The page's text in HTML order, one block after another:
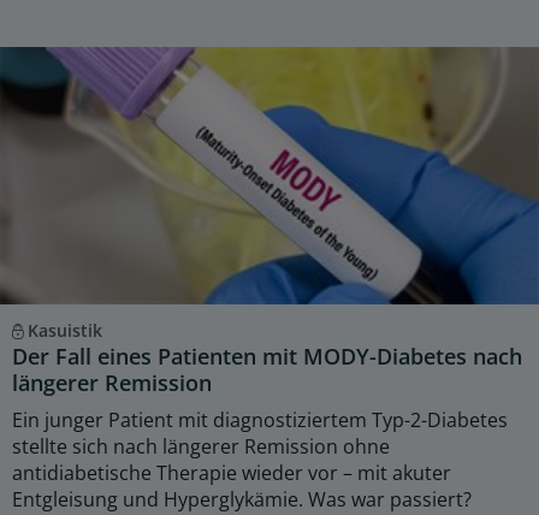
Kasuistik
Der Fall eines Patienten mit MODY-Diabetes nach
längerer Remission
Ein junger Patient mit diagnostiziertem Typ-2-Diabetes
stellte sich nach längerer Remission ohne
antidiabetische Therapie wieder vor – mit akuter
Entgleisung und Hyperglykämie. Was war passiert?